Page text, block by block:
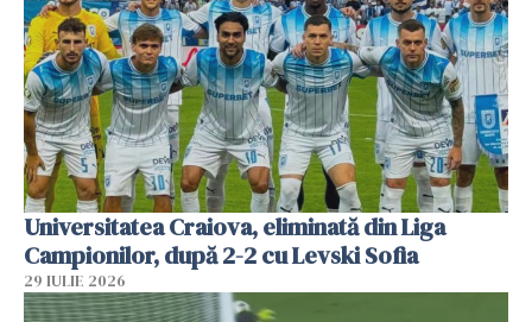
Universitatea Craiova, eliminată din Liga
Campionilor, după 2-2 cu Levski Sofia
29 IULIE 2026